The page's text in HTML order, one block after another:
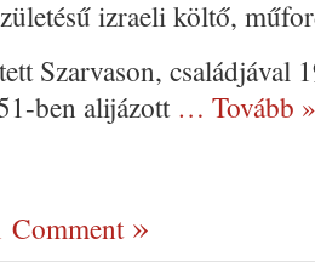
izraeli költő,
Szarvason, családjával
ben alijázott … Tovább »
Comment